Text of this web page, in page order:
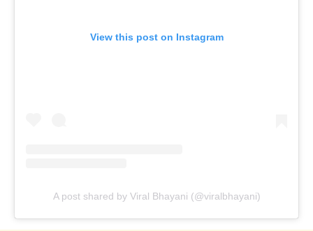
View this post on Instagram
A post shared by Viral Bhayani (@viralbhayani)